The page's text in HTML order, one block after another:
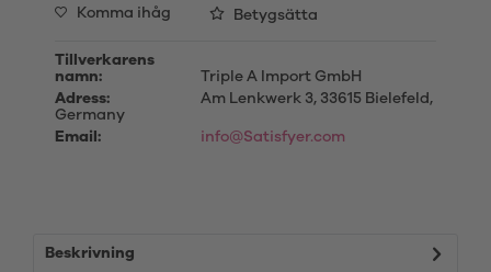
Komma ihåg Betygsätta
Tillverkarens
namn:
Triple A Import GmbH
Adress:
Am Lenkwerk 3, 33615 Bielefeld,
Germany
Email:
info@Satisfyer.com
Beskrivning